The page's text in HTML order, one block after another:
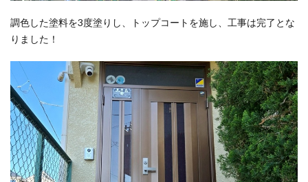
調色した塗料を3度塗りし、トップコートを施し、工事は完了とな
りました！